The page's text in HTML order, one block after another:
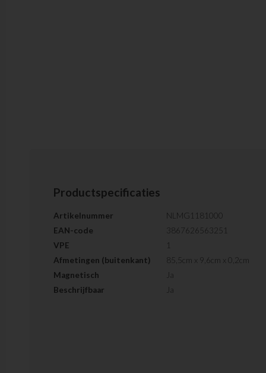
Productspecificaties
Artikelnummer
NLMG1181000
EAN-code
3867626563251
VPE
1
Afmetingen (buitenkant)
85,5cm x 9,6cm x 0,2cm
Magnetisch
Ja
Beschrijfbaar
Ja